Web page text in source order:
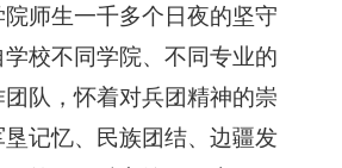
师生一千多个日夜的坚守
校不同学院、不同专业的
队，怀着对兵团精神的崇
记忆、民族团结、边疆发